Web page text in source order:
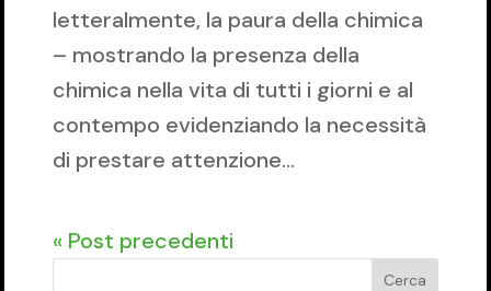
letteralmente, la paura della chimica
– mostrando la presenza della
chimica nella vita di tutti i giorni e al
contempo evidenziando la necessità
di prestare attenzione...
« Post precedenti
Cerca